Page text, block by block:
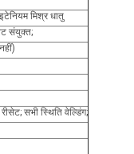
मिश्र धातु
संयुक्त;
सभी स्थिति वेल्डिंग;